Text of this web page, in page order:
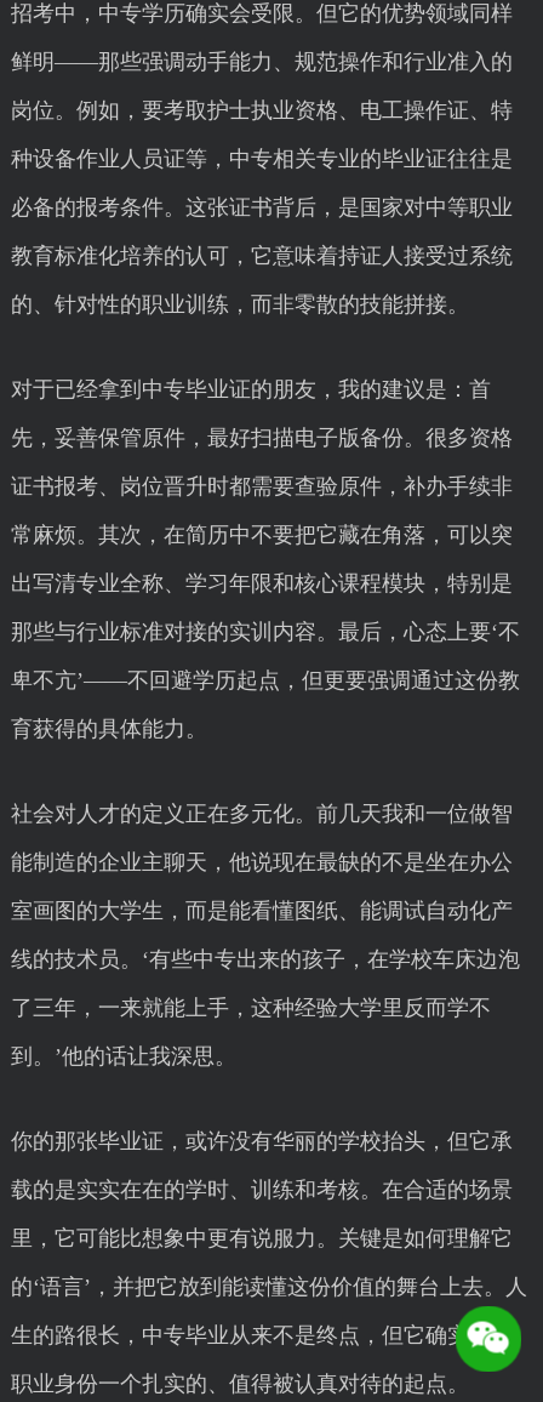
招考中，中专学历确实会受限。但它的优势领域同样
鲜明——那些强调动手能力、规范操作和行业准入的
岗位。例如，要考取护士执业资格、电工操作证、特
种设备作业人员证等，中专相关专业的毕业证往往是
必备的报考条件。这张证书背后，是国家对中等职业
教育标准化培养的认可，它意味着持证人接受过系统
的、针对性的职业训练，而非零散的技能拼接。
对于已经拿到中专毕业证的朋友，我的建议是：首
先，妥善保管原件，最好扫描电子版备份。很多资格
证书报考、岗位晋升时都需要查验原件，补办手续非
常麻烦。其次，在简历中不要把它藏在角落，可以突
出写清专业全称、学习年限和核心课程模块，特别是
那些与行业标准对接的实训内容。最后，心态上要‘不
卑不亢’——不回避学历起点，但更要强调通过这份教
育获得的具体能力。
社会对人才的定义正在多元化。前几天我和一位做智
能制造的企业主聊天，他说现在最缺的不是坐在办公
室画图的大学生，而是能看懂图纸、能调试自动化产
线的技术员。‘有些中专出来的孩子，在学校车床边泡
了三年，一来就能上手，这种经验大学里反而学不
到。’他的话让我深思。
你的那张毕业证，或许没有华丽的学校抬头，但它承
载的是实实在在的学时、训练和考核。在合适的场景
里，它可能比想象中更有说服力。关键是如何理解它
的‘语言’，并把它放到能读懂这份价值的舞台上去。人
生的路很长，中专毕业从来不是终点，但它确实是你
职业身份一个扎实的、值得被认真对待的起点。